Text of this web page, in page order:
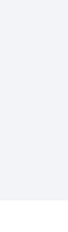
人物公仔系列
案 贴布人物公仔系